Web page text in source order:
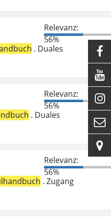
Relevanz:
56%
. Duales
Relevanz:
56%
. Duales
Relevanz:
56%
. Zugang




